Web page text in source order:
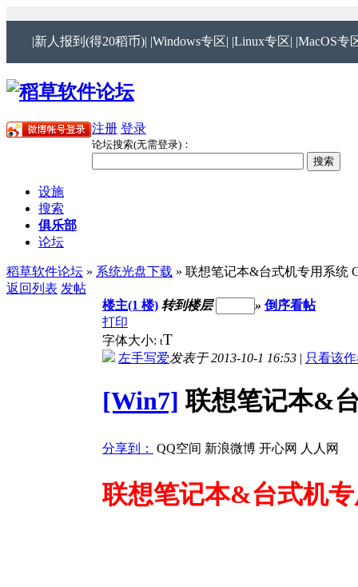
|新人报到(得20稻币)| |Windows专区| |Linux专区| |MacOS专
注册 登录
论坛搜索(无需登录)：
设施
搜索
俱乐部
论坛
稻草软件论坛 » 系统光盘下载 » 联想笔记本&台式机专用系统
返回列表 发帖
楼主(1 楼) 转到楼层 » 倒序看帖
打印
字体大小: tT
左手写爱发表于 2013-10-1 16:53 | 只看该
[Win7] 联想笔记本&
分享到： QQ空间 新浪微博 开心网 人人网
联想笔记本&台式机专